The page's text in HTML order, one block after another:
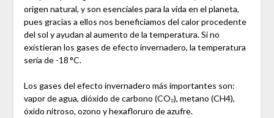
origen natural, y son esenciales para la vida en el planeta,
pues gracias a ellos nos beneficiamos del calor procedente
del sol y ayudan al aumento de la temperatura. Si no
existieran los gases de efecto invernadero, la temperatura
sería de -18 °C.
Los gases del efecto invernadero más importantes son:
vapor de agua, dióxido de carbono (CO₂), metano (CH4),
óxido nitroso, ozono y hexafloruro de azufre.